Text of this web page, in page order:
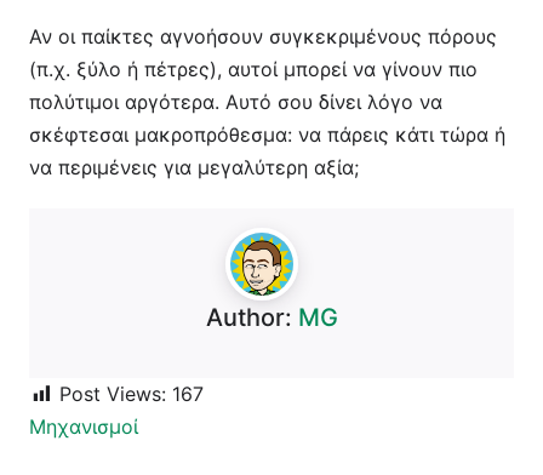
Αν οι παίκτες αγνοήσουν συγκεκριμένους πόρους
(π.χ. ξύλο ή πέτρες), αυτοί μπορεί να γίνουν πιο
πολύτιμοι αργότερα. Αυτό σου δίνει λόγο να
σκέφτεσαι μακροπρόθεσμα: να πάρεις κάτι τώρα ή
να περιμένεις για μεγαλύτερη αξία;
Author: MG
Post Views: 167
Μηχανισμοί